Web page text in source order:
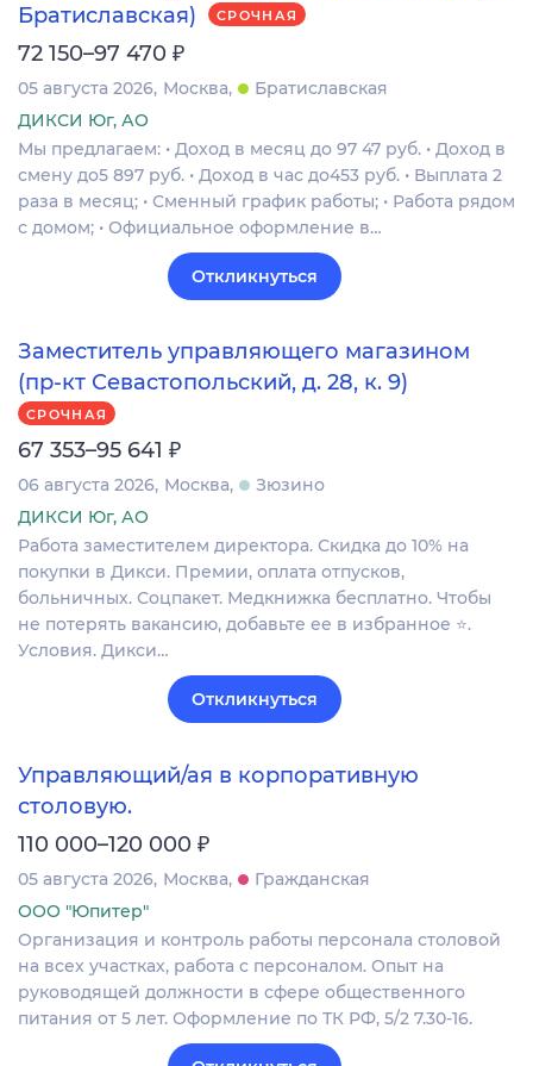
Братиславская)
СРОЧНАЯ
72 150–97 470 ₽
05 августа 2026 Москва
Братиславская
ДИКСИ Юг, АО
Мы предлагаем: • Доход в месяц до 97 47 руб. • Доход в
смену до5 897 руб. • Доход в час до453 руб. • Выплата 2
раза в месяц; • Сменный график работы; • Работа рядом
с домом; • Официальное оформление в…
Откликнуться
Заместитель управляющего магазином
(пр-кт Севастопольский, д. 28, к. 9)
СРОЧНАЯ
67 353–95 641 ₽
06 августа 2026 Москва
Зюзино
ДИКСИ Юг, АО
Работа заместителем директора. Скидка до 10% на
покупки в Дикси. Премии, оплата отпусков,
больничных. Соцпакет. Медкнижка бесплатно. Чтобы
не потерять вакансию, добавьте ее в избранное ⭐.
Условия. Дикси…
Откликнуться
Управляющий/ая в корпоративную
столовую.
110 000–120 000 ₽
05 августа 2026 Москва
Гражданская
ООО "Юпитер"
Организация и контроль работы персонала столовой
на всех участках, работа с персоналом. Опыт на
руководящей должности в сфере общественного
питания от 5 лет. Оформление по ТК РФ, 5/2 7.30-16.